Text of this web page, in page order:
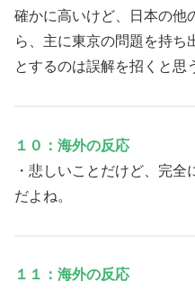
確かに高いけど、日本の他
ら、主に東京の問題を持ち
とするのは誤解を招くと思
１０：海外の反応
・悲しいことだけど、完
だよね。
１１：海外の反応